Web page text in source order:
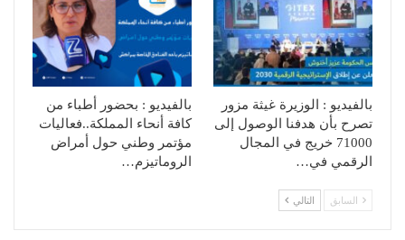
بالفيديو : الوزيرة غيثة مزور
تصرح بأن هدفنا الوصول إلى
71000 خريج في المجال
الرقمي في…
بالفيديو : بحضور أطباء من
كافة أنحاء المملكة..فعاليات
مؤتمر وطني حول أمراض
الروماتيزم…
السابق التالي